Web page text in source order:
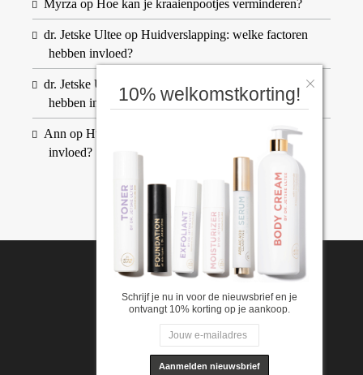
Myrza op Hoe kan je kraaienpootjes verminderen?
dr. Jetske Ultee op Huidverslapping: welke factoren
hebben invloed?
dr. Jetske Ultee
Huidverslapping: welke factoren
hebben invloed?
Ann op Huidverslapping: welke factoren hebben
invloed?
10% welkomstkorting!
Schrijf je nu in voor de nieuwsbrief en je
ontvangt 10% korting op je aankoop.